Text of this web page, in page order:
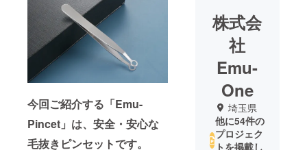
今回ご紹介する「Emu-
Pincet」は、安全・安心な
毛抜きピンセットです。
株式会
社
Emu-
One
埼玉県
他に54件の
プロジェク
トを掲載し